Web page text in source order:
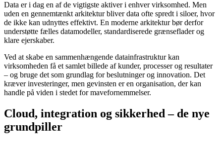
Data er i dag en af de vigtigste aktiver i enhver virksomhed. Men
uden en gennemtænkt arkitektur bliver data ofte spredt i siloer, hvor
de ikke kan udnyttes effektivt. En moderne arkitektur bør derfor
understøtte fælles datamodeller, standardiserede grænseflader og
klare ejerskaber.
Ved at skabe en sammenhængende datainfrastruktur kan
virksomheden få et samlet billede af kunder, processer og resultater
– og bruge det som grundlag for beslutninger og innovation. Det
kræver investeringer, men gevinsten er en organisation, der kan
handle på viden i stedet for mavefornemmelser.
Cloud, integration og sikkerhed – de nye
grundpiller